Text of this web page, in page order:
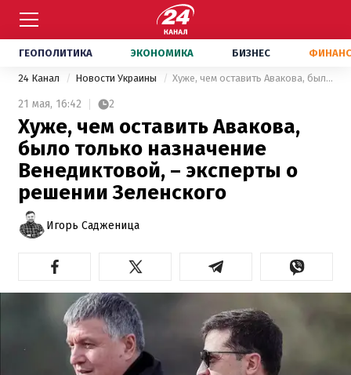
ГЕОПОЛИТИКА ЭКОНОМИКА БИЗНЕС
24 Канал Новости Украины Хуже, чем оставить Авакова, было только назначение Венедиктовой, – эксперты о решении Зеленского
21 мая, 16:42 2
Хуже, чем оставить Авакова,
было только назначение
Венедиктовой, – эксперты о
решении Зеленского
Игорь Садженица